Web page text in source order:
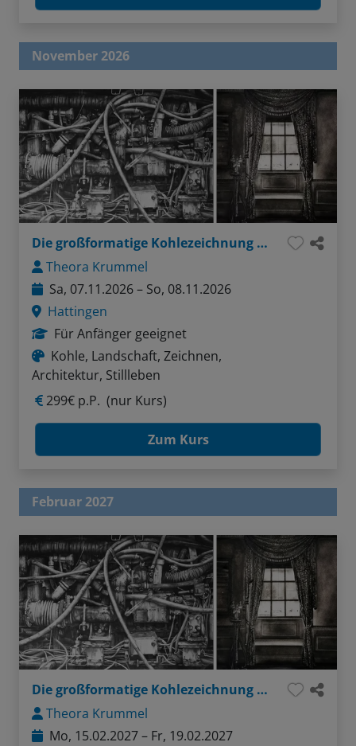
November 2026
Die großformatige Kohlezeichnung auf Papier und Leinwand
Theora Krummel
Sa, 07.11.2026 – So, 08.11.2026
Hattingen
Für Anfänger geeignet
Kohle, Landschaft, Zeichnen,
Architektur, Stillleben
299€ p.P. (nur Kurs)
Zum Kurs
Februar 2027
Die großformatige Kohlezeichnung auf Papier und Leinwand
Theora Krummel
Mo, 15.02.2027 – Fr, 19.02.2027